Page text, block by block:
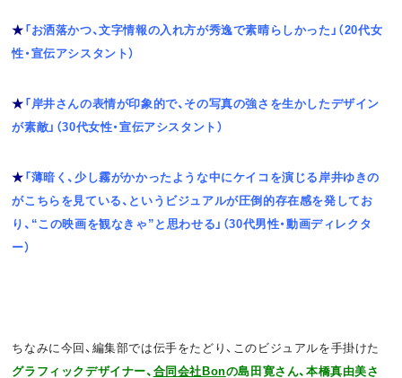
★「お洒落かつ、文字情報の入れ方が秀逸で素晴らしかった」（20代女
性・宣伝アシスタント）
★「岸井さんの表情が印象的で、その写真の強さを生かしたデザイン
が素敵」（30代女性・宣伝アシスタント）
★「薄暗く、少し霧がかかったような中にケイコを演じる岸井ゆきの
がこちらを見ている、というビジュアルが圧倒的存在感を発してお
り、“この映画を観なきゃ”と思わせる」（30代男性・動画ディレクタ
ー）
ちなみに今回、編集部では伝手をたどり、このビジュアルを手掛けた
グラフィックデザイナー、 合同会社Bonの島田寛さん、本橋真由美さ